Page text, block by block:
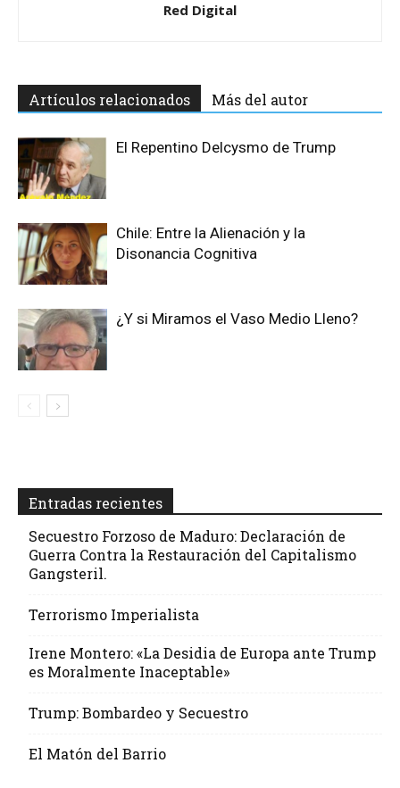
Red Digital
Artículos relacionados Más del autor
El Repentino Delcysmo de Trump
Chile: Entre la Alienación y la
Disonancia Cognitiva
¿Y si Miramos el Vaso Medio Lleno?
Entradas recientes
Secuestro Forzoso de Maduro: Declaración de
Guerra Contra la Restauración del Capitalismo
Gangsteril.
Terrorismo Imperialista
Irene Montero: «La Desidia de Europa ante Trump
es Moralmente Inaceptable»
Trump: Bombardeo y Secuestro
El Matón del Barrio